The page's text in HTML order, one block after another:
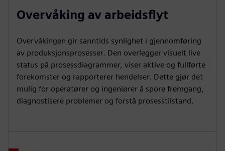
Overvåking av arbeidsflyt
Overvåkingen gir sanntids synlighet i gjennomføring
av produksjonsprosesser. Den overlegger visuelt live
status på prosessdiagrammer, viser aktive og fullførte
forekomster og rapporterer hendelser. Dette gjør det
mulig for operatører og ingeniører å spore fremgang,
diagnostisere problemer og forstå prosesstilstand.